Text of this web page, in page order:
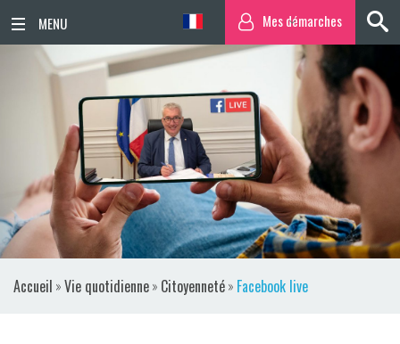
ACCUEIL
ACTUALITÉS
AGENDA
TERRITOIRE
VIE QUOTIDIENNE
SORTIR / BOUGER
Mes démarches
Accueil »Vie quotidienne» Citoyenneté» Facebook live